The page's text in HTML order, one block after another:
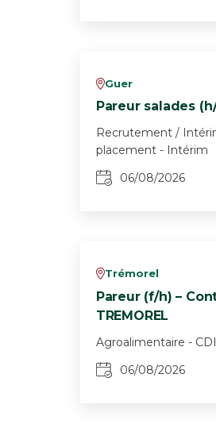
vGuer
Pareur salades
Recrutement /
placement - Intérim
06/08/2026
vTrémorel
Pareur (f/h) –
TREMOREL
Agroalimentaire - CDI
06/08/2026